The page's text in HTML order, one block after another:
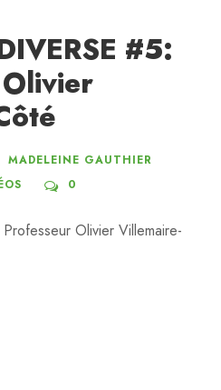
#5:
MADELEINE GAUTHIER
0
Olivier Villemaire-